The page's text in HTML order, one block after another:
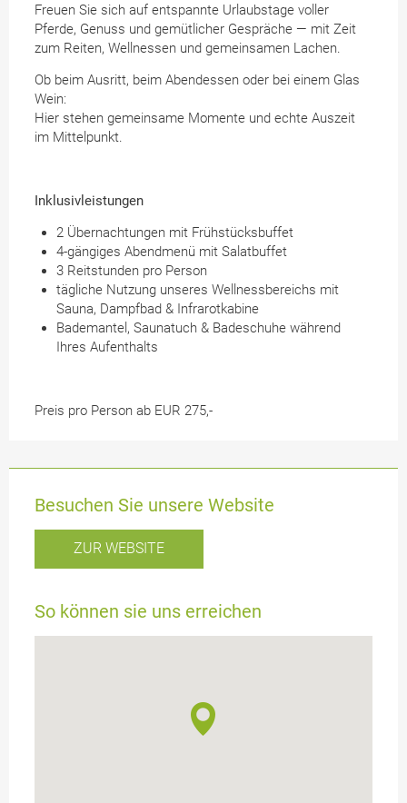
Freuen Sie sich auf entspannte Urlaubstage voller
Pferde, Genuss und gemütlicher Gespräche — mit Zeit
zum Reiten, Wellnessen und gemeinsamen Lachen.
Ob beim Ausritt, beim Abendessen oder bei einem Glas
Wein:
Hier stehen gemeinsame Momente und echte Auszeit
im Mittelpunkt.
Inklusivleistungen
2 Übernachtungen mit Frühstücksbuffet
4-gängiges Abendmenü mit Salatbuffet
3 Reitstunden pro Person
tägliche Nutzung unseres Wellnessbereichs mit
Sauna, Dampfbad & Infrarotkabine
Bademantel, Saunatuch & Badeschuhe während
Ihres Aufenthalts
Preis pro Person ab EUR 275,-
Besuchen Sie unsere Website
ZUR WEBSITE
So können sie uns erreichen